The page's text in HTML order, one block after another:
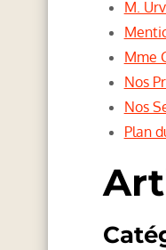
M.
Mme
Nos
Nos
Plan